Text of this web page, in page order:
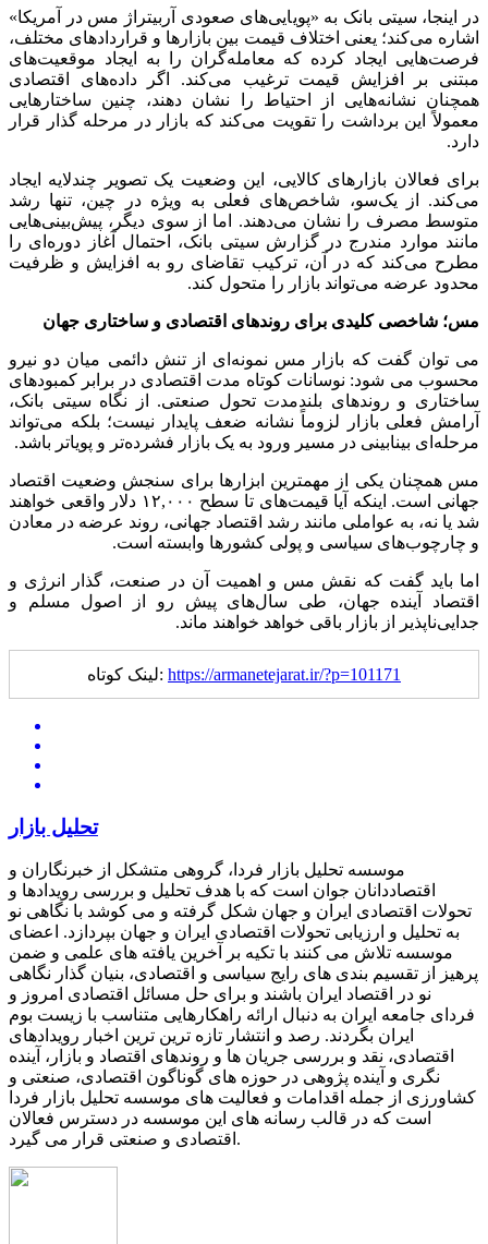
در اینجا، سیتی بانک به «پویایی‌های صعودی آربیتراژ مس در آمریکا»
اشاره می‌کند؛ یعنی اختلاف قیمت بین بازارها و قراردادهای مختلف،
فرصت‌هایی ایجاد کرده که معامله‌گران را به ایجاد موقعیت‌های
مبتنی بر افزایش قیمت ترغیب می‌کند. اگر داده‌های اقتصادی
همچنان نشانه‌هایی از احتیاط را نشان دهند، چنین ساختارهایی
معمولاً این برداشت را تقویت می‌کند که بازار در مرحله گذار قرار
دارد.
برای فعالان بازارهای کالایی، این وضعیت یک تصویر چندلایه ایجاد
می‌کند. از یک‌سو، شاخص‌های فعلی به ویژه در چین، تنها رشد
متوسط مصرف را نشان می‌دهند. اما از سوی دیگر، پیش‌بینی‌هایی
مانند موارد مندرج در گزارش سیتی بانک، احتمال آغاز دوره‌ای را
مطرح می‌کند که در آن، ترکیب تقاضای رو به‌ افزایش و ظرفیت
محدود عرضه می‌تواند بازار را متحول کند.
مس؛ شاخصی کلیدی برای روندهای اقتصادی و ساختاری جهان
می توان گفت که بازار مس نمونه‌ای از تنش دائمی میان دو نیرو
محسوب می شود: نوسانات کوتاه ‌مدت اقتصادی در برابر کمبودهای
ساختاری و روندهای بلندمدت تحول صنعتی. از نگاه سیتی بانک،
آرامش فعلی بازار لزوماً نشانه ضعف پایدار نیست؛ بلکه می‌تواند
مرحله‌ای بینابینی در مسیر ورود به یک بازار فشرده‌تر و پویاتر باشد.
مس همچنان یکی از مهمترین ابزارها برای سنجش وضعیت اقتصاد
جهانی است. اینکه آیا قیمت‌های تا سطح ۱۲,۰۰۰ دلار واقعی خواهند
شد یا نه، به عواملی مانند رشد اقتصاد جهانی، روند عرضه در معادن
و چارچوب‌های سیاسی و پولی کشورها وابسته است.
اما باید گفت که نقش مس و اهمیت آن در صنعت، گذار انرژی و
اقتصاد آینده جهان، طی سال‌های پیش ‌رو از اصول مسلم و
جدایی‌ناپذیر از بازار باقی خواهد خواهند ماند.
لینک کوتاه: https://armanetejarat.ir/?p=101171
تحلیل بازار
موسسه تحلیل بازار فردا، گروهی متشکل از خبرنگاران و
اقتصاددانان جوان است که با هدف تحلیل و بررسی رویدادها و
تحولات اقتصادی ایران و جهان شکل گرفته و می کوشد با نگاهی نو
به تحلیل و ارزیابی تحولات اقتصادی ایران و جهان بپردازد. اعضای
موسسه تلاش می کنند با تکیه بر آخرین یافته های علمی و ضمن
پرهیز از تقسیم بندی های رایج سیاسی و اقتصادی، بنیان گذار نگاهی
نو در اقتصاد ایران باشند و برای حل مسائل اقتصادی امروز و
فردای جامعه ایران به دنبال ارائه راهکارهایی متناسب با زیست بوم
ایران بگردند. رصد و انتشار تازه ترین ترین اخبار رویدادهای
اقتصادی، نقد و بررسی جریان ها و روندهای اقتصاد و بازار، آینده
نگری و آینده پژوهی در حوزه های گوناگون اقتصادی، صنعتی و
کشاورزی از جمله اقدامات و فعالیت های موسسه تحلیل بازار فردا
است که در قالب رسانه های این موسسه در دسترس فعالان
اقتصادی و صنعتی قرار می گیرد.